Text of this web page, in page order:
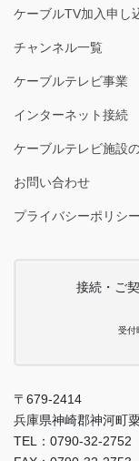
ケーブルTV加入申し
チャンネル一覧
ケーブルテレビ事業
インターネット接続
ケーブルテレビ施設
お問い合わせ
プライバシーポリシー
接続・ご
受付
〒679-2414
兵庫県神崎郡神河町
TEL：0790-32-2752